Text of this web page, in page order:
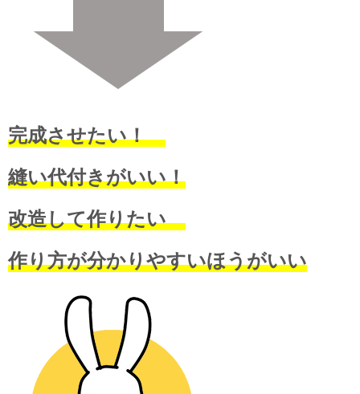
完成させたい！
縫い代付きがいい！
改造して作りたい
作り方が分かりやすいほうがいい